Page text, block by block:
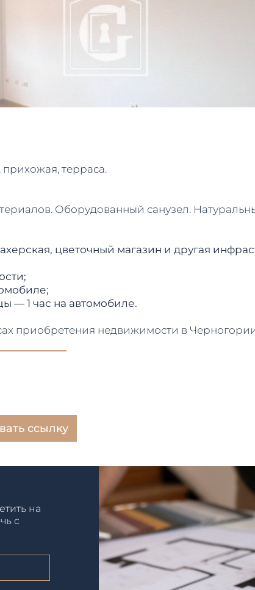
прихожая, терраса.
Оборудованный санузел.
цветочный магазин и другая
— 1 час на автомобиле.
приобретения недвижимости в
ссылку
на
с